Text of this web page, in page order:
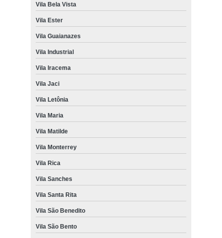
Vila Bela Vista
Vila Ester
Vila Guaianazes
Vila Industrial
Vila Iracema
Vila Jaci
Vila Letônia
Vila Maria
Vila Matilde
Vila Monterrey
Vila Rica
Vila Sanches
Vila Santa Rita
Vila São Benedito
Vila São Bento